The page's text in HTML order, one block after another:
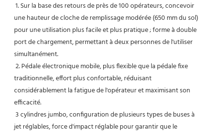
une hauteur de cloche de remplissage modérée (650 mm du sol)
pour une utilisation plus facile et plus pratique ; forme à double
port de chargement, permettant à deux personnes de l'utiliser
simultanément.
traditionnelle, effort plus confortable, réduisant
considérablement la fatigue de l'opérateur et maximisant son
efficacité.
jet réglables, force d'impact réglable pour garantir que le